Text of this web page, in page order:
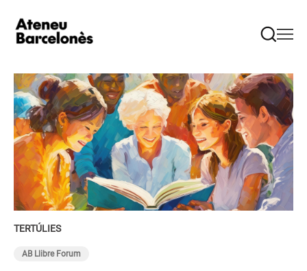
TERTÚLIES
AB Llibre Forum